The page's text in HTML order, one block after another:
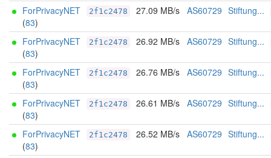
ForPrivacyNET
(83)
2f1c2478 27.09 MB/s AS60729 Stiftung...
ForPrivacyNET
(83)
2f1c2478 26.92 MB/s AS60729 Stiftung...
ForPrivacyNET
(83)
2f1c2478 26.76 MB/s AS60729 Stiftung...
ForPrivacyNET
(83)
2f1c2478 26.61 MB/s AS60729 Stiftung...
ForPrivacyNET
(83)
2f1c2478 26.52 MB/s AS60729 Stiftung...